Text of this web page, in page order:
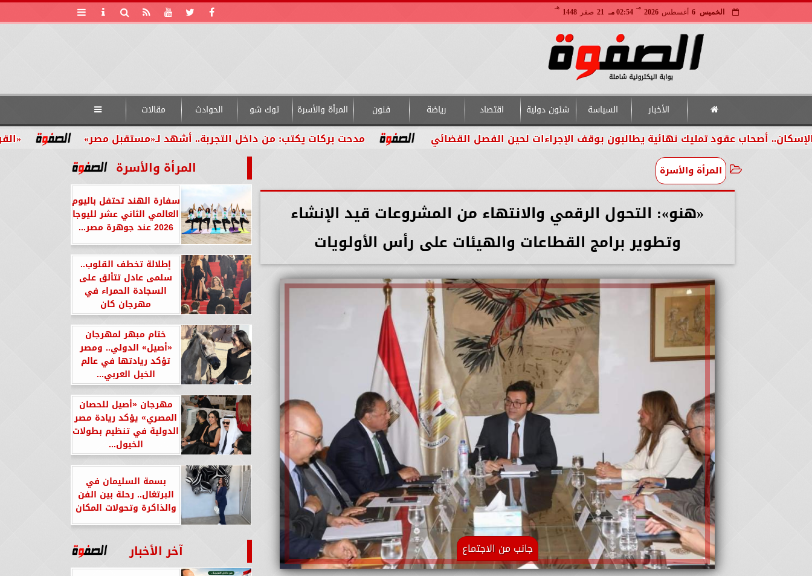
الخميس 6 أغسطس 2026
مـ
02:54 مـ 21 صفر 1448
هـ
الأخبار السياسة شئون دولية اقتصاد رياضة فنون المرأة والأسرة توك شو الحوادث مقالات 
«القومي مدحت بركات يكتب: من داخل التجربة.. أشهد لـ«مستقبل مصر» أصحاب عقود تمليك نهائية يطالبون بوقف الإجراءات لحين الفصل القضائي
المرأة والأسرة
«هنو»: التحول الرقمي والانتهاء من المشروعات قيد الإنشاء
وتطوير برامج القطاعات والهيئات على رأس الأولويات
جانب من الاجتماع
المرأة والأسرة
سفارة الهند تحتفل باليوم
العالمي الثاني عشر لليوجا
2026 عند جوهرة مصر...
إطلالة تخطف القلوب..
سلمى عادل تتألق على
السجادة الحمراء في
مهرجان كان
ختام مبهر لمهرجان
«أصيل» الدولي.. ومصر
تؤكد ريادتها في عالم
الخيل العربي...
مهرجان «أصيل للحصان
المصري» يؤكد ريادة مصر
الدولية في تنظيم بطولات
الخيول...
بسمة السليمان في
البرتغال.. رحلة بين الفن
والذاكرة وتحولات المكان
آخر الأخبار